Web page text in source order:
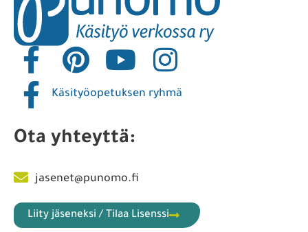
Käsityöopetuksen ryhmä
Ota yhteyttä:
jasenet@punomo.fi
Liity jäseneksi / Tilaa Lisenssi